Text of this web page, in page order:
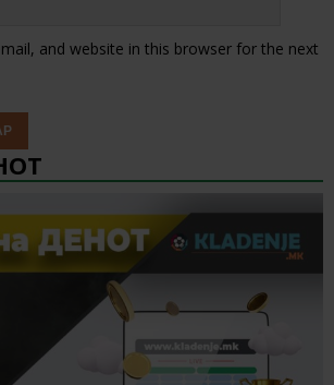
and website in this browser for the next